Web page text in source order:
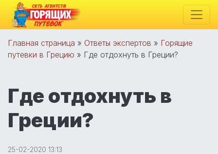
Главная страница » Ответы экспертов » Горящие
путевки в Грецию » Где отдохнуть в Греции?
Где отдохнуть в
Греции?
25-02-2020 13:13